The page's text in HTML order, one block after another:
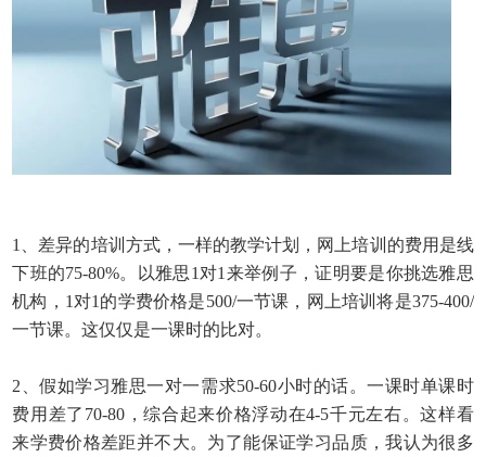
1、差异的培训方式，一样的教学计划，网上培训的费用是线
下班的75-80%。以雅思1对1来举例子，证明要是你挑选雅思
机构，1对1的学费价格是500/一节课，网上培训将是375-400/
一节课。这仅仅是一课时的比对。
2、假如学习雅思一对一需求50-60小时的话。一课时单课时
费用差了70-80，综合起来价格浮动在4-5千元左右。这样看
来学费价格差距并不大。为了能保证学习品质，我认为很多